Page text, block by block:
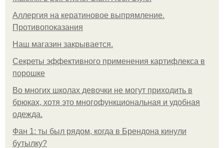
Аллергия на кератиновое выпрямление.
Противопоказания
Нaш магaзин зaкрывaeтся.
Секреты эффективного применения картифлекса в
порошке
Во многих школах девочки не могут приходить в
брюках, хотя это многофункциональная и удобная
одежда.
Фан 1: ты был рядом, когда в Брендона кинули
бутылку?